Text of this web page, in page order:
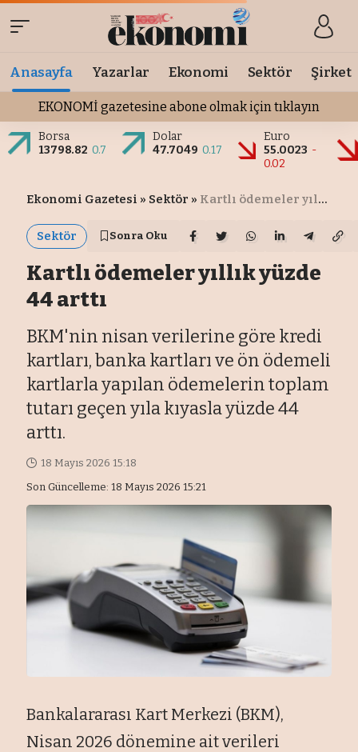
Anasayfa Yazarlar Ekonomi Sektör Şirket
EKONOMİ gazetesine abone olmak için tıklayın
Borsa
13798.82 0.7
Dolar
47.7049 0.17
Euro
55.0023 -
0.02
Ekonomi Gazetesi » Sektör » Kartlı ödemeler yıllık yüzde 44 arttı
Sektör Sonra Oku
Kartlı ödemeler yıllık yüzde
44 arttı
BKM'nin nisan verilerine göre kredi
kartları, banka kartları ve ön ödemeli
kartlarla yapılan ödemelerin toplam
tutarı geçen yıla kıyasla yüzde 44
arttı.
Son Güncelleme: 18 Mayıs 2026 15:21
18 Mayıs 2026 15:18
Bankalararası Kart Merkezi (BKM),
Nisan 2026 dönemine ait verileri